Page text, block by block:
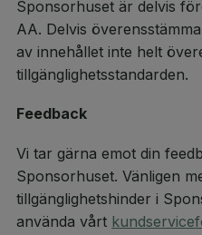
Sponsorhuset är delvis
AA. Delvis
av innehållet inte helt
tillgänglighetsstandarden.
Feedback
Vi tar gärna emot din
Sponsorhuset. Vänligen
tillgänglighetshinder i
använda vårt